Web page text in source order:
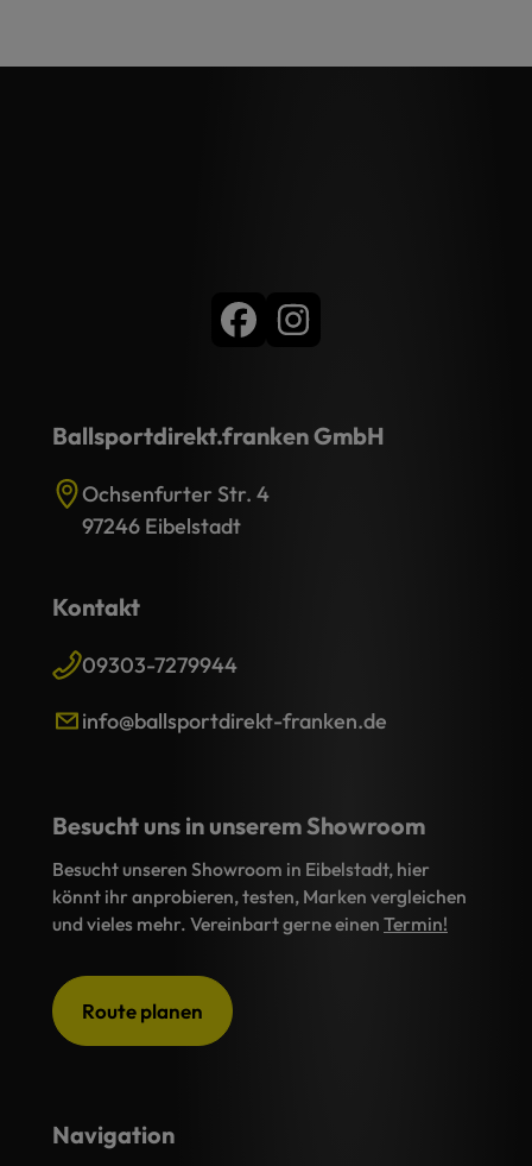
Ballsportdirekt.franken GmbH
Ochsenfurter Str. 4
97246 Eibelstadt
Kontakt
09303-7279944
info@ballsportdirekt-franken.de
Navigation
Besucht uns in unserem Showroom
Besucht unseren Showroom in Eibelstadt, hier
könnt ihr anprobieren, testen, Marken vergleichen
und vieles mehr. Vereinbart gerne einen Termin!
Route planen